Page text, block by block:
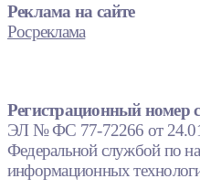
Реклама на сайте
Росреклама
Регистрационный номер
ЭЛ № ФС 77-72266 от
Федеральной службой по
информационных